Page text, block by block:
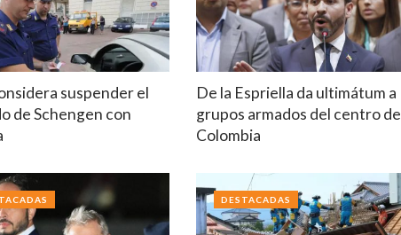
suspender el
de Schengen con
De la Espriella da ultimátum a
grupos armados del centro de
Colombia
DESTACADAS